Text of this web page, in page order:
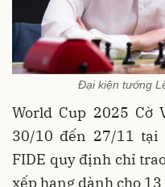
Đại kiện tướng
World Cup 2025
30/10 đến 27/11
FIDE quy định chỉ
xếp hạng dành cho